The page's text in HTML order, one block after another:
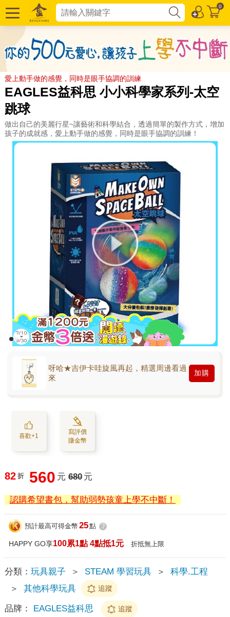
0
愛上動手做的感覺，同時是眼手協調的訓練
EAGLES益科思 小小科學家系列-太空
跳球
做出自己的美麗行星~讓藝術和科學結合，透過簡單的製作方式，增加
孩子的成就感，愛上動手做的感覺，同時是眼手協調的訓練！
呀哈★吉伊卡哇旋風再起，精選周邊看過
來
加購
喜歡+1
寫評價
賺金幣
82 折 560 元 680 元
認購希望書包，幫助弱勢孩童上學不中斷！
預計最高可得金幣 25點 ?
HAPPY GO享100累1點 4點抵1元 折抵無上限
分類： 玩具親子 ＞ STEAM 學習玩具 ＞
科學.工程
＞
其他科學玩具 追蹤
品牌： EAGLES益科思 追蹤